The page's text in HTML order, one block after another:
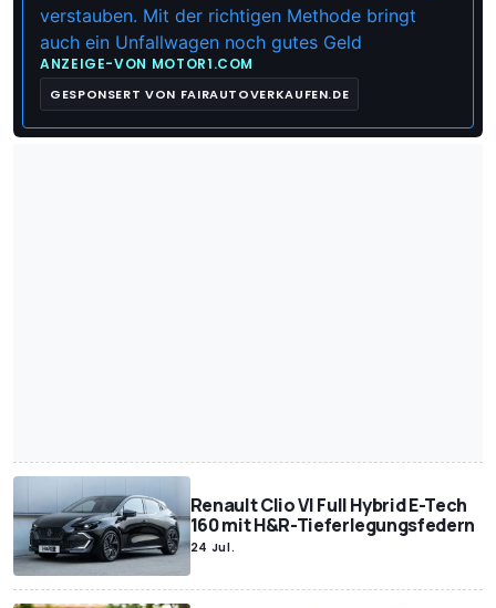
verstauben. Mit der richtigen Methode bringt
auch ein Unfallwagen noch gutes Geld
ANZEIGE-VON MOTOR1.COM
GESPONSERT VON FAIRAUTOVERKAUFEN.DE
Renault Clio VI Full Hybrid E-Tech
160 mit H&R-Tieferlegungsfedern
24 Jul.